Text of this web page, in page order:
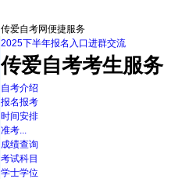
传爱自考网便捷服务
2025下半年报名入口进群交流
传爱自考考生服务
自考介绍
报名报考
时间安排
准考...
成绩查询
考试科目
学士学位